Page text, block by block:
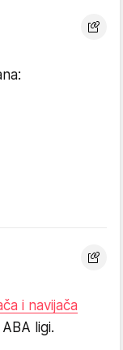
i navijača
ligi.